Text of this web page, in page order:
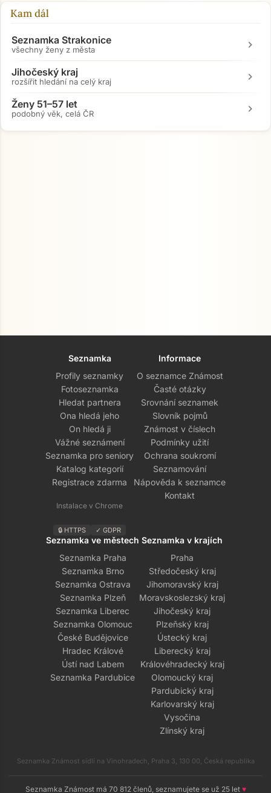
Kam dál
Seznamka Strakonice
všechny ženy z města chevron_right
Jihočeský kraj
rozšířit hledání na celý kraj chevron_right
Ženy 51–57 let
podobný věk, celá ČR chevron_right
Seznamka
Profily seznamky
Fotoseznamka
Hledat partnera
Ona hledá jeho
On hledá ji
Vážné seznámení
Seznamka pro seniory
Katalog kategorií
Registrace zdarma
Instalace v Chrome
🔒 HTTPS ✓ GDPR
Informace
O seznamce Známost
Časté otázky
Srovnání seznamek
Slovník pojmů
Známost v číslech
Podmínky užití
Ochrana soukromí
Seznamování
Nápověda k seznamce
Kontakt
Seznamka ve městech
Seznamka Praha
Seznamka Brno
Seznamka Ostrava
Seznamka Plzeň
Seznamka Liberec
Seznamka Olomouc
České Budějovice
Hradec Králové
Ústí nad Labem
Seznamka Pardubice
Seznamka v krajích
Praha
Středočeský kraj
Jihomoravský kraj
Moravskoslezský kraj
Jihočeský kraj
Plzeňský kraj
Ústecký kraj
Liberecký kraj
Královéhradecký kraj
Olomoucký kraj
Pardubický kraj
Karlovarský kraj
Vysočina
Zlínský kraj
Seznamka Známost sídlí na Vinohradech, Praha 3, 130 00, Česká republika
Seznamka Známost má 70 812 členů, seznamujete se už 25 let ♥